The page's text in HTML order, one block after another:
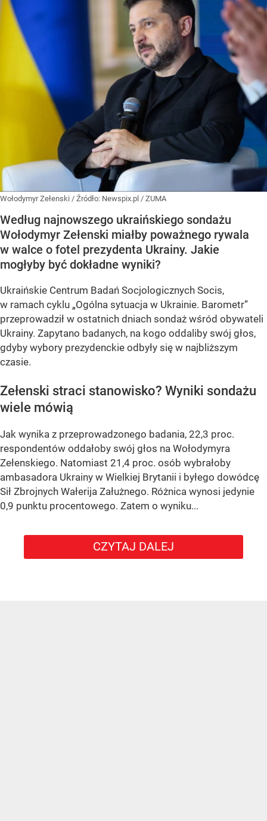
Wołodymyr Zełenski / Źródło: Newspix.pl / ZUMA
Według najnowszego ukraińskiego sondażu
Wołodymyr Zełenski miałby poważnego rywala
w walce o fotel prezydenta Ukrainy. Jakie
mogłyby być dokładne wyniki?
Ukraińskie Centrum Badań Socjologicznych Socis,
w ramach cyklu „Ogólna sytuacja w Ukrainie. Barometr”
przeprowadził w ostatnich dniach sondaż wśród obywateli
Ukrainy. Zapytano badanych, na kogo oddaliby swój głos,
gdyby wybory prezydenckie odbyły się w najbliższym
czasie.
Zełenski straci stanowisko? Wyniki sondażu
wiele mówią
Jak wynika z przeprowadzonego badania, 22,3 proc.
respondentów oddałoby swój głos na Wołodymyra
Zełenskiego. Natomiast 21,4 proc. osób wybrałoby
ambasadora Ukrainy w Wielkiej Brytanii i byłego dowódcę
Sił Zbrojnych Wałerija Załużnego. Różnica wynosi jedynie
0,9 punktu procentowego. Zatem o wyniku...
CZYTAJ DALEJ